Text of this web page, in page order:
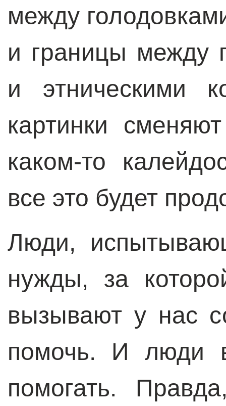
между
и границы между
и этническими
картинки
каком-то
все это будет
Люди,
нужды, за
вызывают у нас
помочь. И люди
помогать.